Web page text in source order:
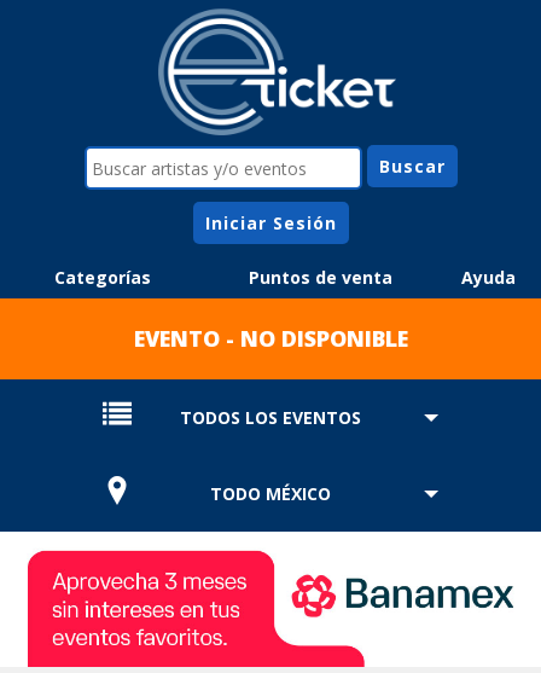
Iniciar Sesión
Categorías Puntos de venta Ayuda
EVENTO - NO DISPONIBLE
TODOS LOS EVENTOS
TODO MÉXICO